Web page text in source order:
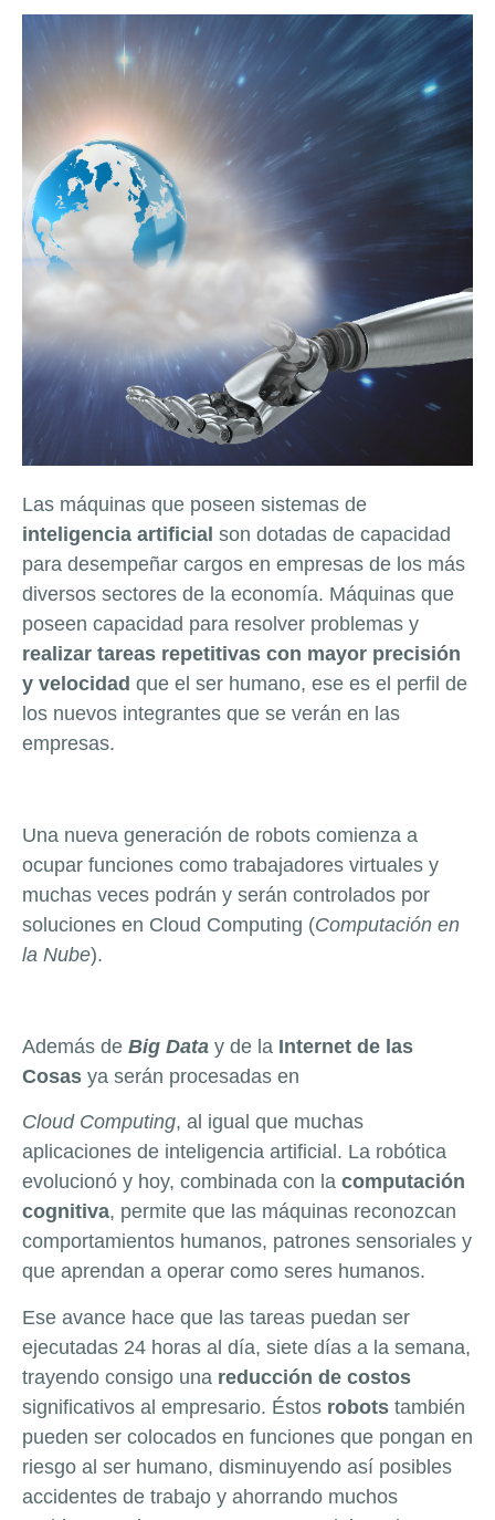
Las máquinas que poseen sistemas de
inteligencia artificial son dotadas de capacidad
para desempeñar cargos en empresas de los más
diversos sectores de la economía. Máquinas que
poseen capacidad para resolver problemas y
realizar tareas repetitivas con mayor precisión
y velocidad que el ser humano, ese es el perfil de
los nuevos integrantes que se verán en las
empresas.
Una nueva generación de robots comienza a
ocupar funciones como trabajadores virtuales y
muchas veces podrán y serán controlados por
soluciones en Cloud Computing (Computación en
la Nube).
Además de Big Data y de la Internet de las
Cosas ya serán procesadas en
Cloud Computing, al igual que muchas
aplicaciones de inteligencia artificial. La robótica
evolucionó y hoy, combinada con la computación
cognitiva, permite que las máquinas reconozcan
comportamientos humanos, patrones sensoriales y
que aprendan a operar como seres humanos.
Ese avance hace que las tareas puedan ser
ejecutadas 24 horas al día, siete días a la semana,
trayendo consigo una reducción de costos
significativos al empresario. Éstos robots también
pueden ser colocados en funciones que pongan en
riesgo al ser humano, disminuyendo así posibles
accidentes de trabajo y ahorrando muchos